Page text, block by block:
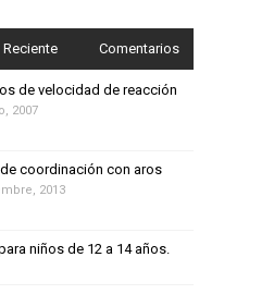
Reciente Comentarios
de velocidad de reacción
2007
coordinación con aros
2013
niños de 12 a 14 años.